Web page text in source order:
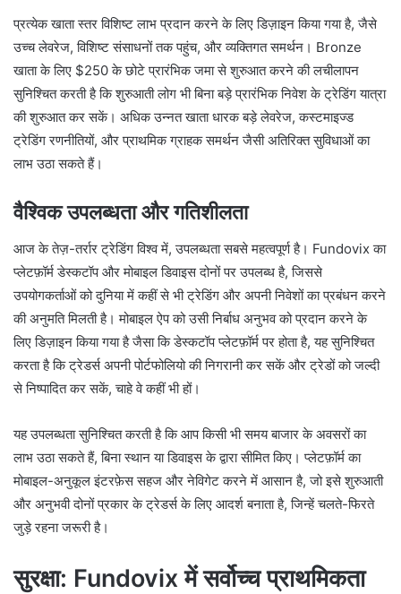
प्रत्येक खाता स्तर विशिष्ट लाभ प्रदान करने के लिए डिज़ाइन किया गया है, जैसे
उच्च लेवरेज, विशिष्ट संसाधनों तक पहुंच, और व्यक्तिगत समर्थन। Bronze
खाता के लिए $250 के छोटे प्रारंभिक जमा से शुरुआत करने की लचीलापन
सुनिश्चित करती है कि शुरुआती लोग भी बिना बड़े प्रारंभिक निवेश के ट्रेडिंग यात्रा
की शुरुआत कर सकें। अधिक उन्नत खाता धारक बड़े लेवरेज, कस्टमाइज्ड
ट्रेडिंग रणनीतियों, और प्राथमिक ग्राहक समर्थन जैसी अतिरिक्त सुविधाओं का
लाभ उठा सकते हैं।
वैश्विक उपलब्धता और गतिशीलता
आज के तेज़-तर्रार ट्रेडिंग विश्व में, उपलब्धता सबसे महत्वपूर्ण है। Fundovix का
प्लेटफ़ॉर्म डेस्कटॉप और मोबाइल डिवाइस दोनों पर उपलब्ध है, जिससे
उपयोगकर्ताओं को दुनिया में कहीं से भी ट्रेडिंग और अपनी निवेशों का प्रबंधन करने
की अनुमति मिलती है। मोबाइल ऐप को उसी निर्बाध अनुभव को प्रदान करने के
लिए डिज़ाइन किया गया है जैसा कि डेस्कटॉप प्लेटफ़ॉर्म पर होता है, यह सुनिश्चित
करता है कि ट्रेडर्स अपनी पोर्टफोलियो की निगरानी कर सकें और ट्रेडों को जल्दी
से निष्पादित कर सकें, चाहे वे कहीं भी हों।
यह उपलब्धता सुनिश्चित करती है कि आप किसी भी समय बाजार के अवसरों का
लाभ उठा सकते हैं, बिना स्थान या डिवाइस के द्वारा सीमित किए। प्लेटफ़ॉर्म का
मोबाइल-अनुकूल इंटरफ़ेस सहज और नेविगेट करने में आसान है, जो इसे शुरुआती
और अनुभवी दोनों प्रकार के ट्रेडर्स के लिए आदर्श बनाता है, जिन्हें चलते-फिरते
जुड़े रहना जरूरी है।
सुरक्षा: Fundovix में सर्वोच्च प्राथमिकता